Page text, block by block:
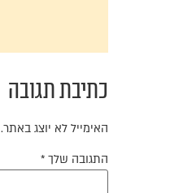
כתיבת תגובה
האימייל לא יוצג באתר.
התגובה שלך *